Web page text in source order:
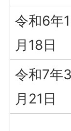
令和6年
月18日
令和7年3
月21日